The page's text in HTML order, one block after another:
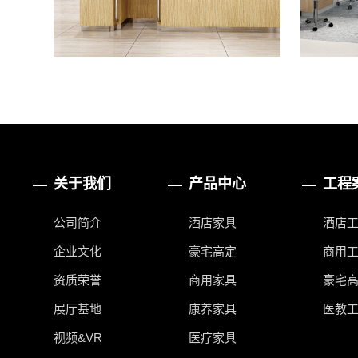
关于我们
公司简介
企业文化
资质荣誉
展厅基地
视频&VR
产品中心
酒店家具
豪宅高定
商用家具
康养家具
医疗家具
工程
酒店
商用
豪宅
医教